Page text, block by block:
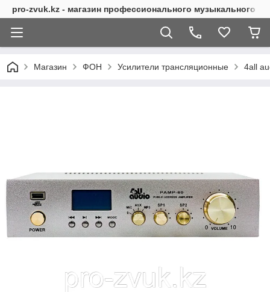
pro-zvuk.kz - магазин профессионального музыкального
Магазин ФОН Усилители трансляционные 4all